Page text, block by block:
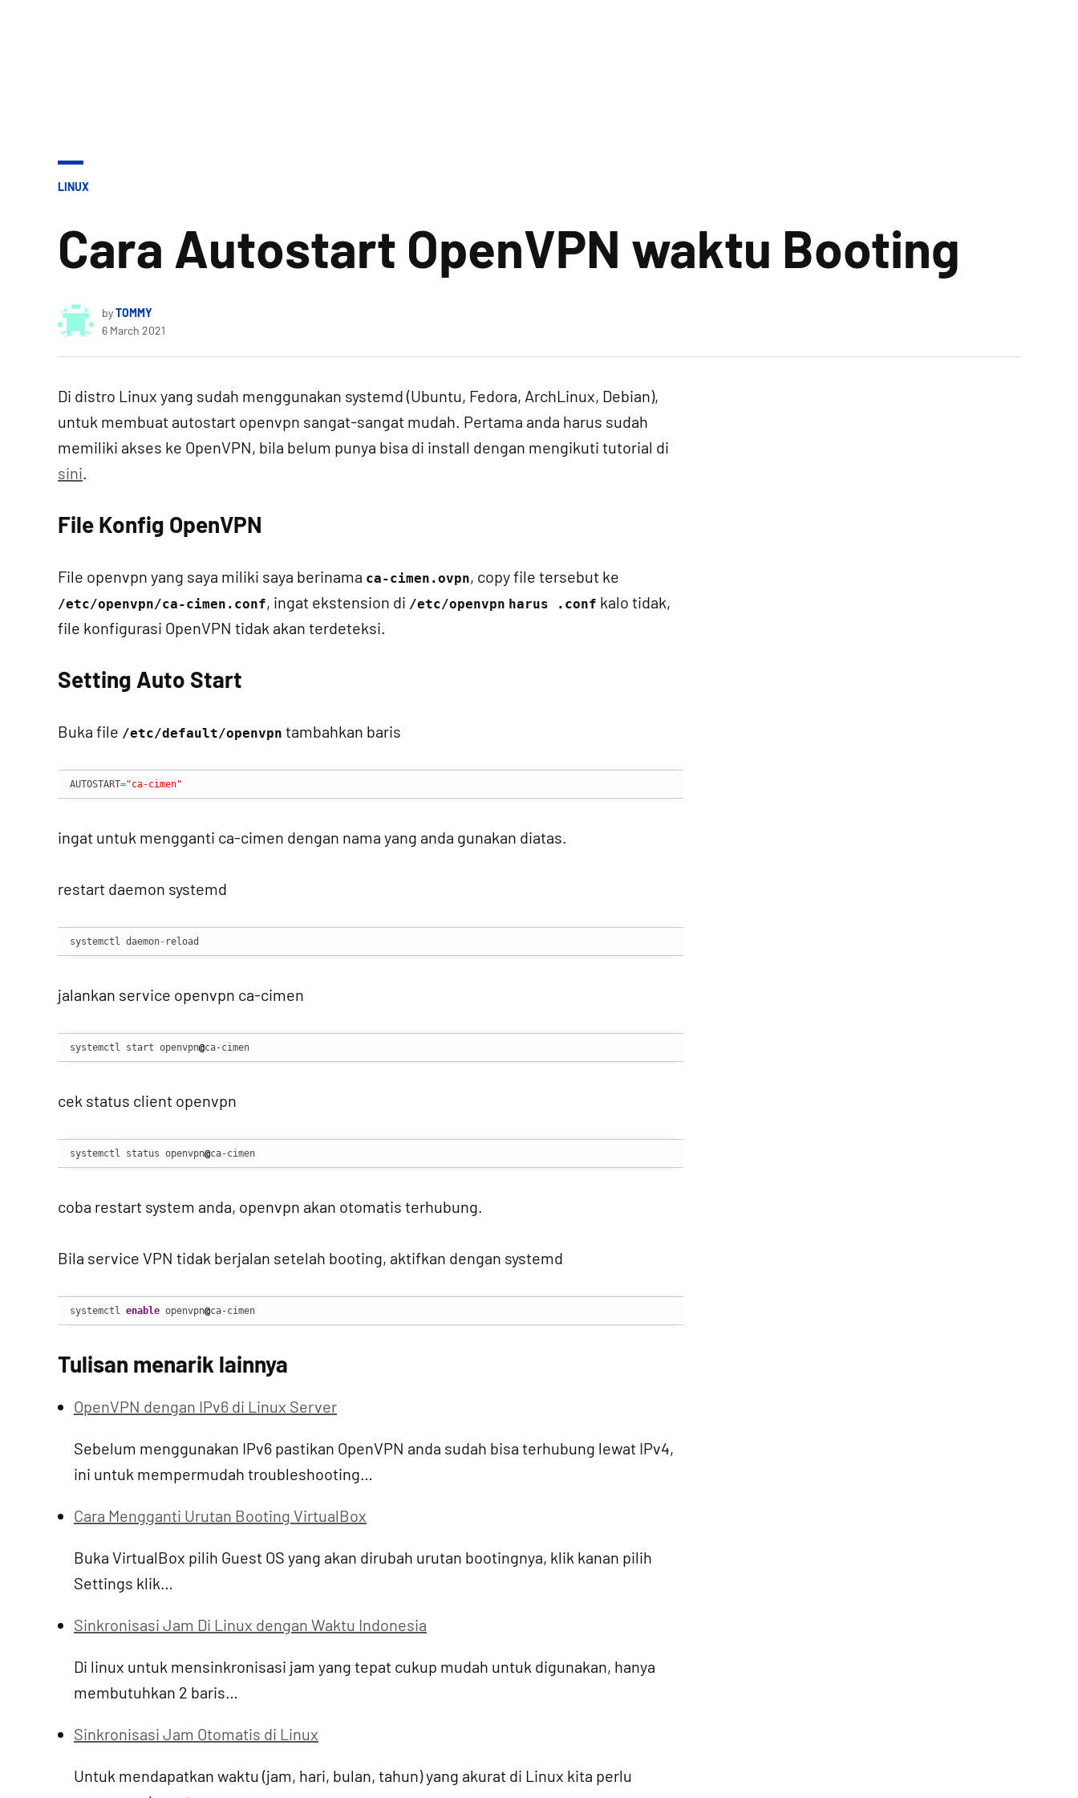
POSTED
LINUX
Cara Autostart OpenVPN waktu Booting
byTOMMY
6 March 2021
Di distro Linux yang sudah menggunakan systemd (Ubuntu, Fedora, ArchLinux, Debian),
untuk membuat autostart openvpn sangat-sangat mudah. Pertama anda harus sudah
memiliki akses ke OpenVPN, bila belum punya bisa di install dengan mengikuti tutorial di
sini.
File Konfig OpenVPN
File openvpn yang saya miliki saya berinama ca-cimen.ovpn, copy file tersebut ke
/etc/openvpn/ca-cimen.conf, ingat ekstension di /etc/openvpn harus .conf kalo tidak,
file konfigurasi OpenVPN tidak akan terdeteksi.
Setting Auto Start
Buka file /etc/default/openvpn tambahkan baris
AUTOSTART="ca-cimen"
ingat untuk mengganti ca-cimen dengan nama yang anda gunakan diatas.
restart daemon systemd
systemctl daemon- reload
jalankan service openvpn ca-cimen
systemctl start openvpn@ca-cimen
cek status client openvpn
systemctl status openvpn@ca-cimen
coba restart system anda, openvpn akan otomatis terhubung.
Bila service VPN tidak berjalan setelah booting, aktifkan dengan systemd
systemctl enable openvpn@ca-cimen
Tulisan menarik lainnya
OpenVPN dengan IPv6 di Linux Server
Sebelum menggunakan IPv6 pastikan OpenVPN anda sudah bisa terhubung lewat IPv4,
ini untuk mempermudah troubleshooting…
Cara Mengganti Urutan Booting VirtualBox
Buka VirtualBox pilih Guest OS yang akan dirubah urutan bootingnya, klik kanan pilih
Settings klik…
Sinkronisasi Jam Di Linux dengan Waktu Indonesia
Di linux untuk mensinkronisasi jam yang tepat cukup mudah untuk digunakan, hanya
membutuhkan 2 baris…
Sinkronisasi Jam Otomatis di Linux
Untuk mendapatkan waktu (jam, hari, bulan, tahun) yang akurat di Linux kita perlu